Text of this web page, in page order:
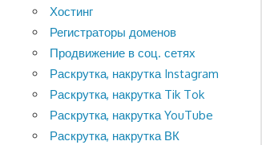
Хостинг
Регистраторы доменов
Продвижение в соц. сетях
Раскрутка, накрутка Instagram
Раскрутка, накрутка Tik Tok
Раскрутка, накрутка YouTube
Раскрутка, накрутка ВК